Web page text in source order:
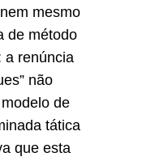
mesmo
de método
a renúncia
não
de
tática
que esta